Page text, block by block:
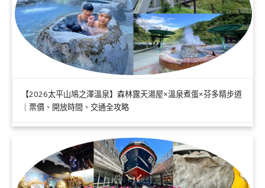
【2026太平山鳩之澤溫泉】森林露天湯屋×溫泉煮蛋×芬多精步道
｜票價、開放時間、交通全攻略